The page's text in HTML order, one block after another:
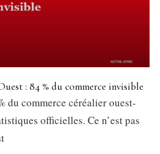
: 84 % du commerce invisible
du commerce céréalier ouest-
officielles. Ce n’est pas